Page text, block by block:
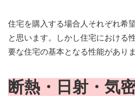
住宅を購入する場合人それぞれ希
と思います。しかし住宅における
要な住宅の基本となる性能があり
断熱・日射・気